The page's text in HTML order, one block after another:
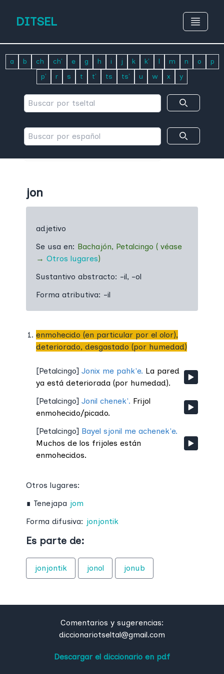
DITSEL
a b ch ch' e g h i j k k' l m n o
p
p'
r s t t' ts ts' u w x y
jon
adjetivo
Se usa en: Bachajón, Petalcingo ( véase
→ Otros lugares)
Sustantivo abstracto: -il, -ol
Forma atributiva: -il
enmohecido (en particular por el olor),
deteriorado, desgastado (por humedad)
[Petalcingo] Jonix me pahk'e. La pared
ya está deteriorada (por humedad).
[Petalcingo] Jonil chenek'. Frijol
enmohecido/picado.
[Petalcingo] Bayel sjonil me achenek'e.
Muchos de los frijoles están
enmohecidos.
Otros lugares:
∎ Tenejapa jom
Forma difusiva: jonjontik
Es parte de:
jonjontik jonol jonub
Comentarios y sugerencias:
diccionariotseltal@gmail.com
Descargar el diccionario en pdf